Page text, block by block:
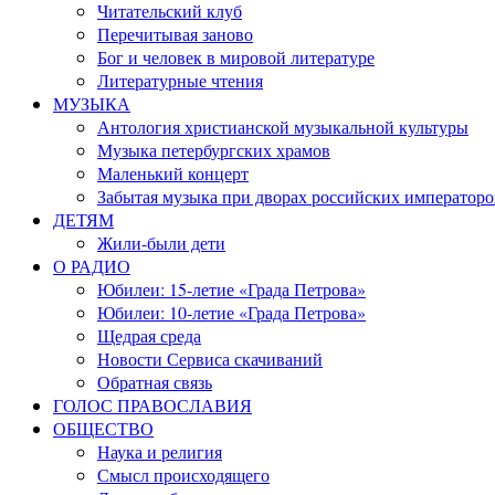
Читательский клуб
Перечитывая заново
Бог и человек в мировой литературе
Литературные чтения
МУЗЫКА
Антология христианской музыкальной культуры
Музыка петербургских храмов
Маленький концерт
Забытая музыка при дворах российских
ДЕТЯМ
Жили-были дети
О РАДИО
Юбилеи: 15-летие «Града Петрова»
Юбилеи: 10-летие «Града Петрова»
Щедрая среда
Новости Сервиса скачиваний
Обратная связь
ГОЛОС ПРАВОСЛАВИЯ
ОБЩЕСТВО
Наука и религия
Смысл происходящего